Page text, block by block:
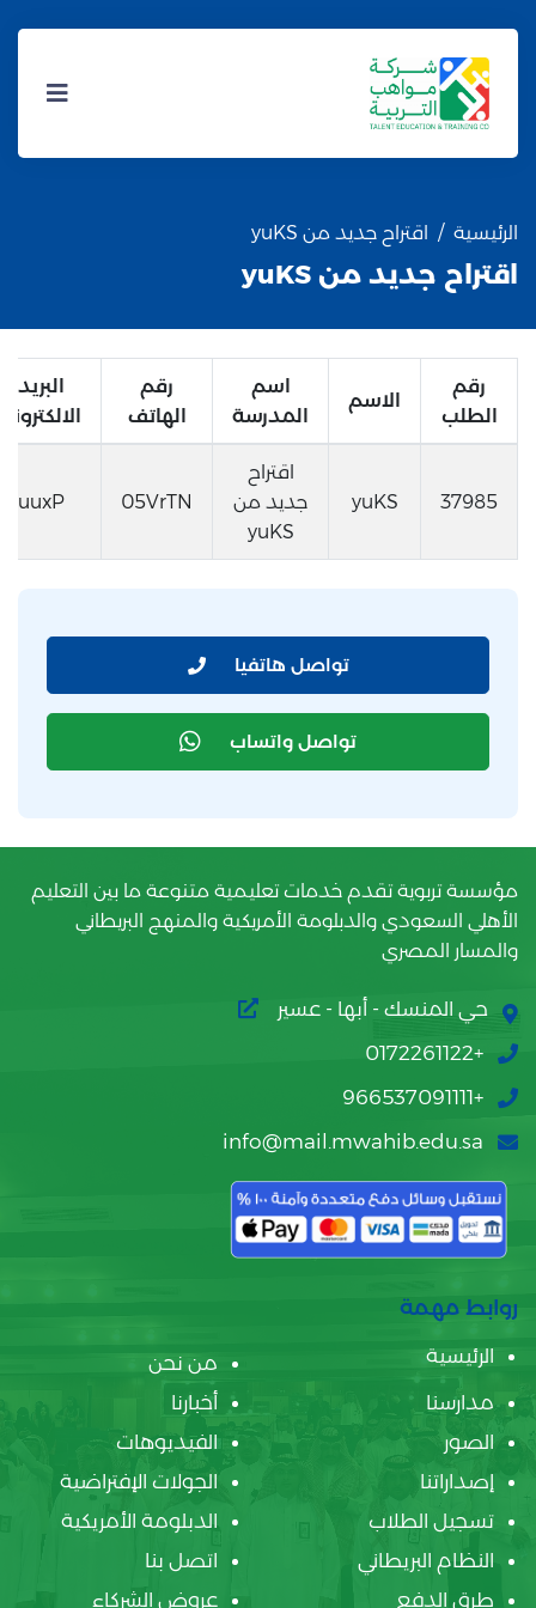
الرئيسية اقتراح جديد من yuKS
اقتراح جديد من yuKS
رقم
الطلب
الاسم
اسم
المدرسة
رقم
الهاتف
البريد
الالكتروني
37985
yuKS
اقتراح
جديد من
yuKS
05VrTN
uuxP
تواصل هاتفيا
تواصل واتساب
مؤسسة تربوية تقدم خدمات تعليمية متنوعة ما بين التعليم
الأهلي السعودي والدبلومة الأمريكية والمنهج البريطاني
والمسار المصري
حي المنسك - أبها - عسير
+0172261122
+966537091111
info@mail.mwahib.edu.sa
روابط مهمة
الرئيسية
من نحن
مدارسنا
أخبارنا
الصور
الفيديوهات
إصداراتنا
الجولات الإفتراضية
تسجيل الطلاب
الدبلومة الأمريكية
النظام البريطاني
اتصل بنا
طرق الدفع
عروض الشركاء